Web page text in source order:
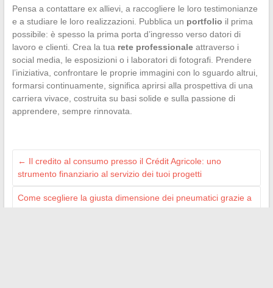
Pensa a contattare ex allievi, a raccogliere le loro testimonianze
e a studiare le loro realizzazioni. Pubblica un portfolio il prima
possibile: è spesso la prima porta d’ingresso verso datori di
lavoro e clienti. Crea la tua rete professionaleattraverso i
social media, le esposizioni o i laboratori di fotografi. Prendere
l’iniziativa, confrontare le proprie immagini con lo sguardo altrui,
formarsi continuamente, significa aprirsi alla prospettiva di una
carriera vivace, costruita su basi solide e sulla passione di
apprendere, sempre rinnovata.
← Il credito al consumo presso il Crédit Agricole: uno
strumento finanziario al servizio dei tuoi progetti
Come scegliere la giusta dimensione dei pneumatici grazie a